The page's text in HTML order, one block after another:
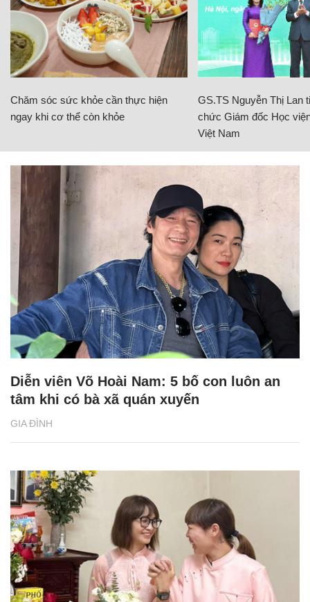
Chăm sóc sức khỏe cần thực hiện
ngay khi cơ thể còn khỏe
GS.TS Nguyễn Thị Lan
chức Giám đốc Học
Việt Nam
GIA ĐÌNH
Diễn viên Võ Hoài Nam: 5 bố con luôn an
tâm khi có bà xã quán xuyến